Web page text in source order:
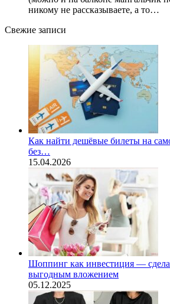
никому не рассказываете, а то…
Свежие записи
Как найти дешёвые билеты на
без…
15.04.2026
Шоппинг как инвестиция —
выгодным вложением
05.12.2025